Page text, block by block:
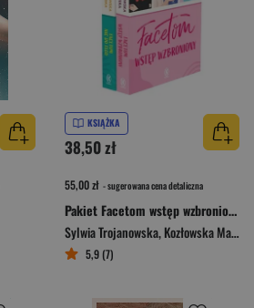
KSIĄŻKA
38,50 zł
55,00 zł - sugerowana cena detaliczna
Pakiet Facetom wstęp wzbroniony / Facetom nic do tego
Sylwia Trojanowska,Kozłowska Malwina
5,9 (7)